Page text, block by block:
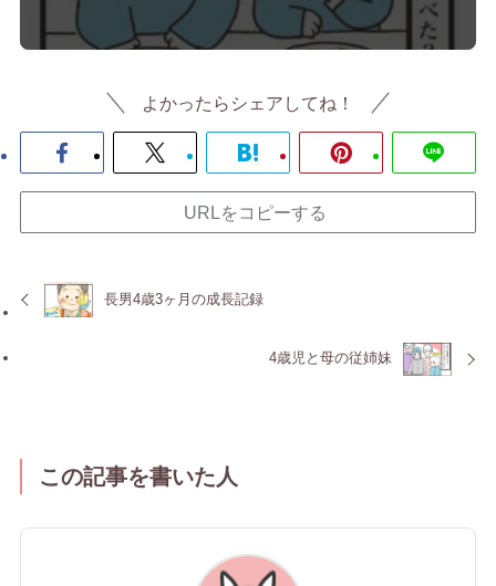
よかったらシェアしてね！
URLをコピーする
長男4歳3ヶ月の成長記録
4歳児と母の従姉妹
この記事を書いた人